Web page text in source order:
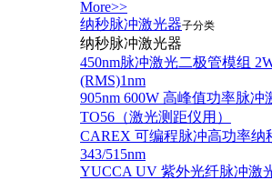
More>>
纳秒脉冲激光器子分类
纳秒脉冲激光器
450nm脉冲激光二极管模组
(RMS)1nm
905nm 600W 高峰值功率脉冲
TO56（激光测距仪用）
CAREX 可编程脉冲高功率纳
343/515nm
YUCCA UV 紫外光纤脉冲激